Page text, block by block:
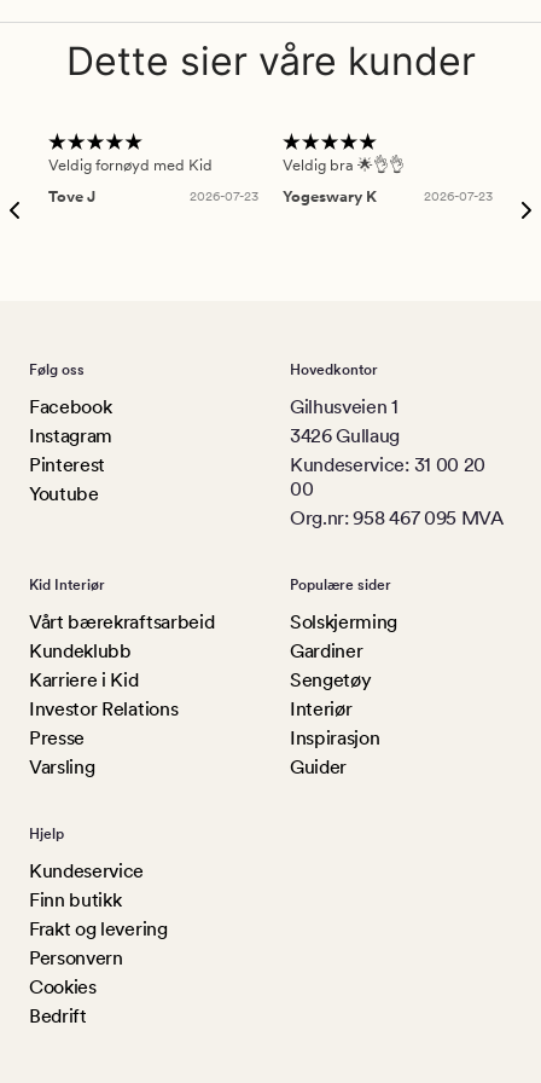
Dette sier våre kunder
Veldig fornøyd med Kid
Tove J
2026-07-23
Veldig bra 🌟👌👌
Yogeswary K
2026-07-23
Følg oss
Facebook
Instagram
Pinterest
Youtube
Hovedkontor
Gilhusveien 1
3426 Gullaug
Kundeservice: 31 00 20
00
Org.nr: 958 467 095 MVA
Kid Interiør
Vårt bærekraftsarbeid
Kundeklubb
Karriere i Kid
Investor Relations
Presse
Varsling
Populære sider
Solskjerming
Gardiner
Sengetøy
Interiør
Inspirasjon
Guider
Hjelp
Kundeservice
Finn butikk
Frakt og levering
Personvern
Cookies
Bedrift